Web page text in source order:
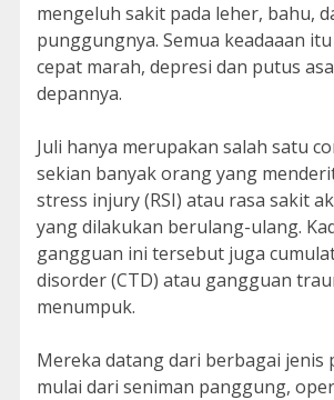
mengeluh sakit pada leher, bahu,
punggungnya. Semua keadaaan
cepat marah, depresi dan putus
depannya.
Juli hanya merupakan salah satu
sekian banyak orang yang
stress injury (RSI) atau rasa sakit
yang dilakukan berulang-ulang.
gangguan ini tersebut juga
disorder (CTD) atau gangguan
menumpuk.
Mereka datang dari berbagai jenis
mulai dari seniman panggung,